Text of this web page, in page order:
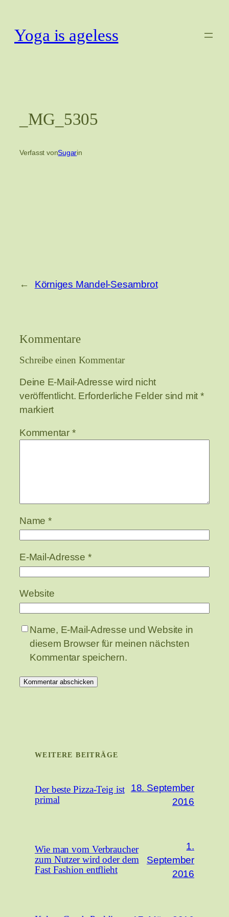
springen
Yoga is ageless
_MG_5305
Verfasst vonSugarin
← Körniges Mandel-Sesambrot
Kommentare
Schreibe einen Kommentar
Deine E-Mail-Adresse wird nicht
veröffentlicht. Erforderliche Felder sind mit *
markiert
Kommentar *
Name *
E-Mail-Adresse *
Website
Name, E-Mail-Adresse und Website in
diesem Browser für meinen nächsten
Kommentar speichern.
WEITERE BEITRÄGE
Der beste Pizza-Teig ist
primal
18. September
2016
Wie man vom Verbraucher
zum Nutzer wird oder dem
Fast Fashion entflieht
1.
September
2016